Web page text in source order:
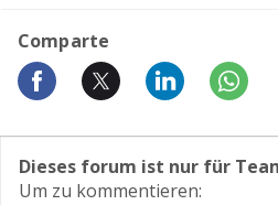
Comparte
Dieses forum ist nur für
Um zu kommentieren: